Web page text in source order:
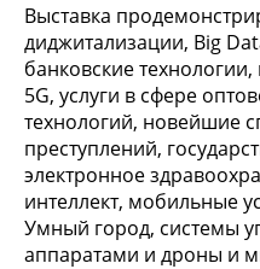
Выставка
диджитализации, Big
банковские
5G, услуги в сфере
технологий, новейшие
преступлений,
электронное
интеллект, мобильные
Умный город, системы
аппаратами и дроны и